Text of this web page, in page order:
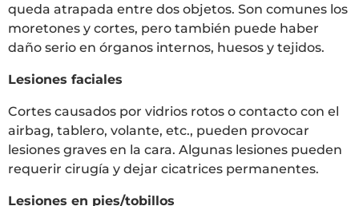
queda atrapada entre dos objetos. Son comunes los
moretones y cortes, pero también puede haber
daño serio en órganos internos, huesos y tejidos.
Lesiones faciales
Cortes causados por vidrios rotos o contacto con el
airbag, tablero, volante, etc., pueden provocar
lesiones graves en la cara. Algunas lesiones pueden
requerir cirugía y dejar cicatrices permanentes.
Lesiones en pies/tobillos